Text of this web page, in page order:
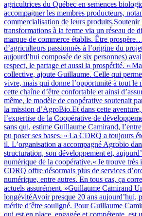
agricultrices du Québec en semences
accompagner les membres producteurs,
commercialisation de leurs produits.Soutenir
transformations à la ferme via un réseau de
marque de commerce établis. Être
d’agriculteurs passionnés à l’origine du
aujourd’hui composée de six personnes)
respect, le partage et aussi la prospérité. «
collective, ajoute Guillaume. Celle qui
vivre, mais qui donne l’opportunité à tout le
cette chaîne d’être confortable et ainsi
même, le modèle de coopérative soutenait
la mission d’AgroBio.Et dans cette
l’expertise de la Coopérative de
sans qui, estime Guillaume Camirand,
pu poser ses bases. « La CDRQ a toujours
il. L’organisation a accompagné Agrobio
structuration, son développement et,
numérique de la coopérative.« Je trouve très
CDRQ offre désormais plus de services
numérique, entre autres. En tous cas, ça
actuels assurément. »Guillaume Camirand
longévitéAvoir presque 20 ans aujourd’hui,
mérite d’être souligné. Pour Guillaume